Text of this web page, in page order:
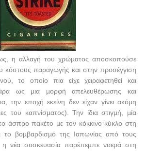
η αλλαγή του χρώµατος αποσκοπούσε
κόστους παραγωγής και στην προσέγγιση
το οποίο πια είχε χειραφετηθεί και
ως µια µορφή απελευθέρωσης και
την εποχή εκείνη δεν είχαν γίνει ακόµη
του καπνίσµατος). Την ίδια στιγµή, µία
άσπρο πακέτο µε τον κόκκινο κύκλο στη
το βοµβαρδισµό της Ιαπωνίας από τους
η νέα συσκευασία παρέπεµπε νοερά στη